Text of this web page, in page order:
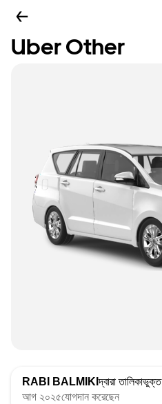
Uber Other
RABI BALMIKIদ্বারা তালিকাভুক্ত
আগ ২০২৫যোগদান করেছেন